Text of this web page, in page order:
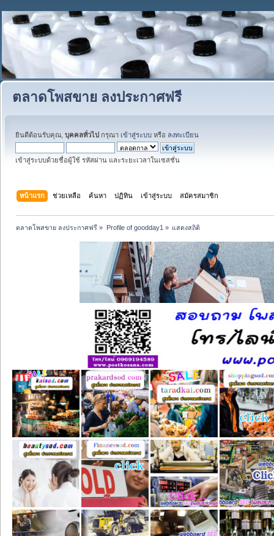
ตลาดโพสขาย ลงประกาศฟรี
ยินดีต้อนรับคุณ, บุคคลทั่วไป กรุณา เข้าสู่ระบบ หรือ ลงทะเบียน
เข้าสู่ระบบด้วยชื่อผู้ใช้ รหัสผ่าน และระยะเวลาในเซสชั่น
หน้าแรก ช่วยเหลือ ค้นหา ปฏิทิน เข้าสู่ระบบ สมัครสมาชิก
ตลาดโพสขาย ลงประกาศฟรี » Profile of goodday1 » แสดงสถิติ